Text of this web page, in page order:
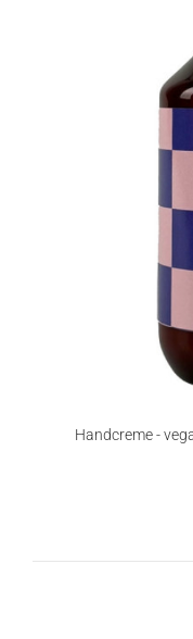
Handcreme -